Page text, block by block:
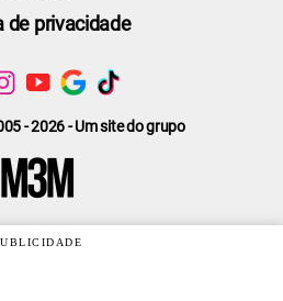
- 2026 - Um site do grupo
de privacidade